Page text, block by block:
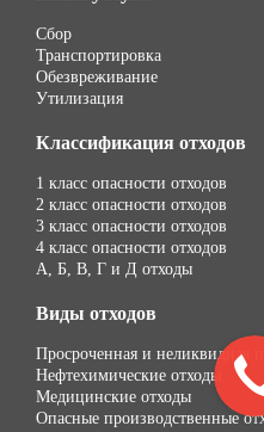
Сбор
Транспортировка
Обезвреживание
Утилизация
Классификация отходов
1 класс опасности отходов
2 класс опасности отходов
3 класс опасности отходов
4 класс опасности отходов
А, Б, В, Г и Д отходы
Виды отходов
Просроченная и неликвидная
Нефтехимические отходы
Медицинские отходы
Опасные производственные